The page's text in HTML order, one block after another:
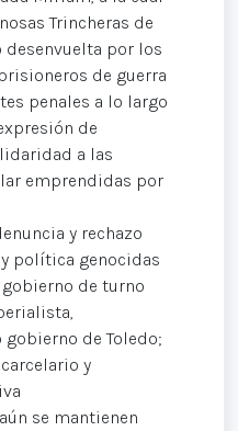
Trincheras de
desenvuelta por los
de guerra
penales a lo largo
de
a las
emprendidas por
y rechazo
política genocidas
de turno
de Toledo;
y
se mantienen